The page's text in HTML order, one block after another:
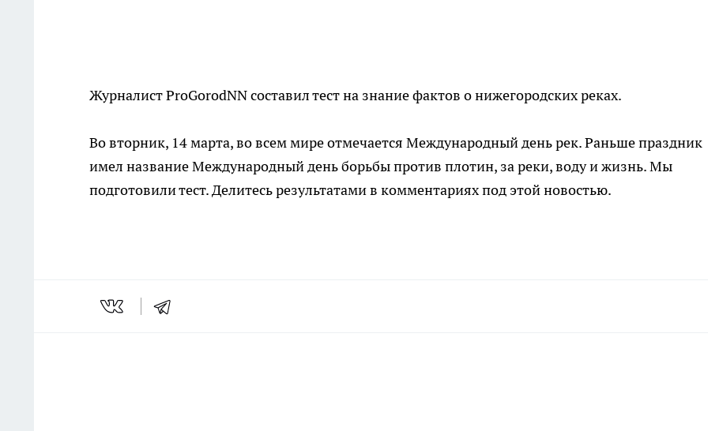
Журналист ProGorodNN составил тест на знание фактов о нижегородских реках.
Во вторник, 14 марта, во всем мире отмечается Международный день рек. Раньше праздник
имел название Международный день борьбы против плотин, за реки, воду и жизнь. Мы
подготовили тест. Делитесь результатами в комментариях под этой новостью.